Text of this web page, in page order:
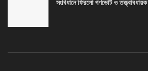
সংবিধানে ফিরলো গণভোট ও